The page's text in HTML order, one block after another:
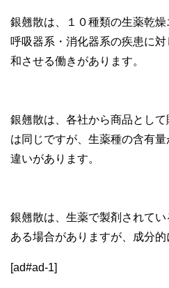
銀翹散は、１０種類の生薬乾
呼吸器系・消化器系の疾患に
和させる働きがあります。
銀翹散は、各社から商品とし
は同じですが、生薬種の含有
違いがあります。
銀翹散は、生薬で製剤されて
ある場合がありますが、成分的
[ad#ad-1]